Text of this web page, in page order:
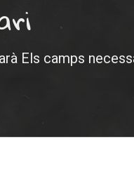
Els camps